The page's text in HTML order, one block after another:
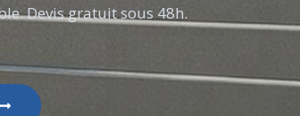
Devis gratuit sous 48h.